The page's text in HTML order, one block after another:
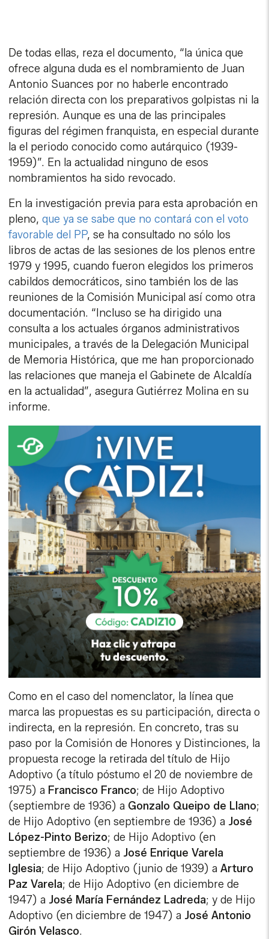
De todas ellas, reza el documento, “la única que
ofrece alguna duda es el nombramiento de Juan
Antonio Suances por no haberle encontrado
relación directa con los preparativos golpistas ni la
represión. Aunque es una de las principales
figuras del régimen franquista, en especial durante
la el periodo conocido como autárquico (1939-
1959)”. En la actualidad ninguno de esos
nombramientos ha sido revocado.
En la investigación previa para esta aprobación en
pleno,que ya se sabe que no contará con el voto
favorable del PP, se ha consultado no sólo los
libros de actas de las sesiones de los plenos entre
1979 y 1995, cuando fueron elegidos los primeros
cabildos democráticos, sino también los de las
reuniones de la Comisión Municipal así como otra
documentación. “Incluso se ha dirigido una
consulta a los actuales órganos administrativos
municipales, a través de la Delegación Municipal
de Memoria Histórica, que me han proporcionado
las relaciones que maneja el Gabinete de Alcaldía
en la actualidad”, asegura Gutiérrez Molina en su
informe.
Como en el caso del nomenclator, la línea que
marca las propuestas es su participación, directa o
indirecta, en la represión. En concreto, tras su
paso por la Comisión de Honores y Distinciones, la
propuesta recoge la retirada del título de Hijo
Adoptivo (a título póstumo el 20 de noviembre de
1975) a Francisco Franco; de Hijo Adoptivo
(septiembre de 1936) a Gonzalo Queipo de Llano;
de Hijo Adoptivo (en septiembre de 1936) a José
López-Pinto Berizo; de Hijo Adoptivo (en
septiembre de 1936) a José Enrique Varela
Iglesia; de Hijo Adoptivo (junio de 1939) aArturo
Paz Varela; de Hijo Adoptivo (en diciembre de
1947) a José María Fernández Ladreda; y de Hijo
Adoptivo (en diciembre de 1947) a José Antonio
Girón Velasco.